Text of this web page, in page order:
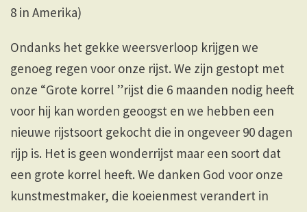
8 in Amerika)
Ondanks het gekke weersverloop krijgen we
genoeg regen voor onze rijst. We zijn gestopt met
onze “Grote korrel ”rijst die 6 maanden nodig heeft
voor hij kan worden geoogst en we hebben een
nieuwe rijstsoort gekocht die in ongeveer 90 dagen
rijp is. Het is geen wonderrijst maar een soort dat
een grote korrel heeft. We danken God voor onze
kunstmestmaker, die koeienmest verandert in